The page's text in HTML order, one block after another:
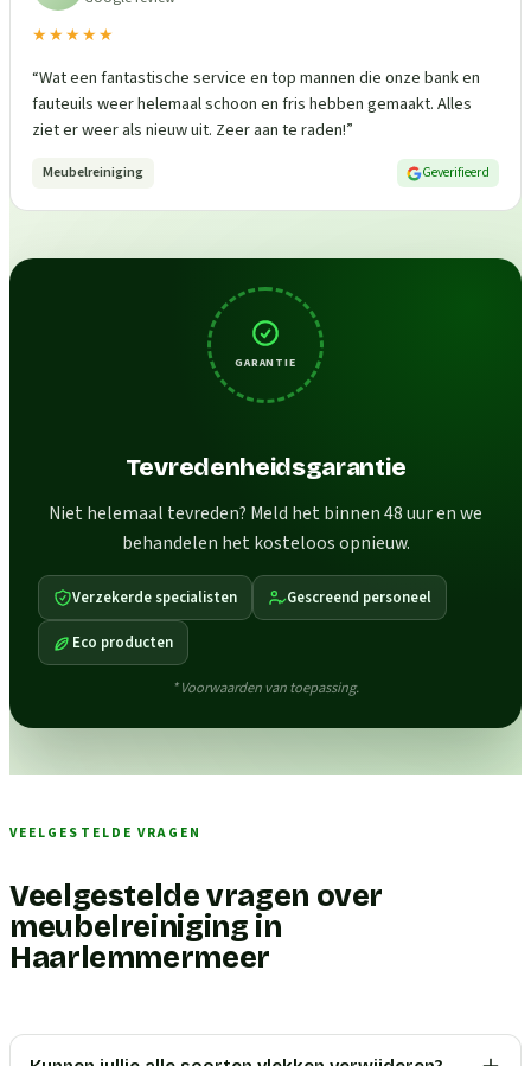
★★★★★
“Wat een fantastische service en top mannen die onze bank en
fauteuils weer helemaal schoon en fris hebben gemaakt. Alles
ziet er weer als nieuw uit. Zeer aan te raden!”
Meubelreiniging Geverifieerd
GARANTIE
Tevredenheidsgarantie
Niet helemaal tevreden? Meld het binnen 48 uur en we
behandelen het kosteloos opnieuw.
Verzekerde specialisten Gescreend personeel
Eco producten
* Voorwaarden van toepassing.
VEELGESTELDE VRAGEN
Veelgestelde vragen over
meubelreiniging in
Haarlemmermeer